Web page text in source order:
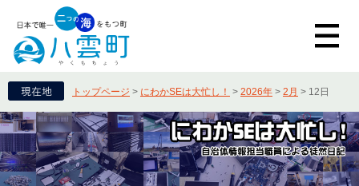
トップページ > にわかSEは大忙し！ > 2026年 > 2月 > 12日